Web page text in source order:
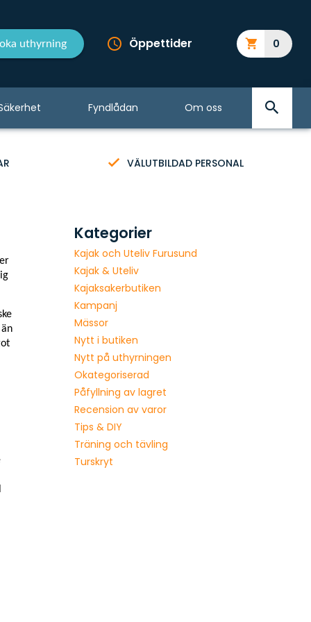
uthyrning Öppettider 0
Fyndlådan Om oss
VÄLUTBILDAD PERSONAL
Kategorier
Kajak och Uteliv Furusund
Kajak & Uteliv
Kajaksakerbutiken
Kampanj
Mässor
Nytt i butiken
Nytt på uthyrningen
Okategoriserad
Påfyllning av lagret
Recension av varor
Tips & DIY
Träning och tävling
Turskryt